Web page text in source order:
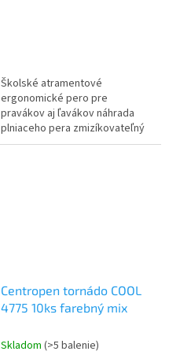
Školské atramentové
ergonomické pero pre
pravákov aj ľavákov náhrada
plniaceho pera zmizíkovateľný
atrament obsah atramentu
Centropen tornádo COOL
4775 10ks farebný mix
Skladom (>5 balenie)